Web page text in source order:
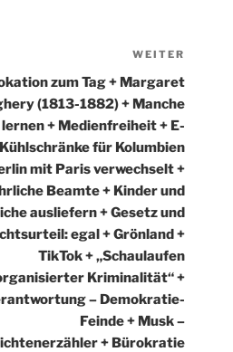
WEITER
zum Tag + Margaret
(1813-1882) + Manche
+ Medienfreiheit + E-
für Kolumbien
mit Paris verwechselt +
Beamte + Kinder und
ausliefern + Gesetz und
egal + Grönland +
TikTok + „Schaulaufen
Kriminalität“ +
– Demokratie-
Feinde + Musk –
+ Bürokratie